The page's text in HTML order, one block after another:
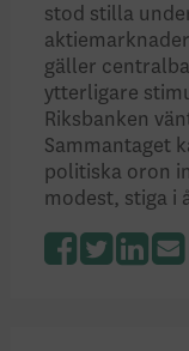
stod stilla
gäller
ytterligare
Riksbanken
Sammantaget
politiska oron
modest, stiga i